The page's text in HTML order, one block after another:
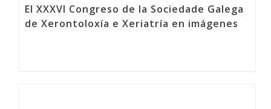
El XXXVI Congreso de la Sociedade Galega
de Xerontoloxía e Xeriatría en imágenes